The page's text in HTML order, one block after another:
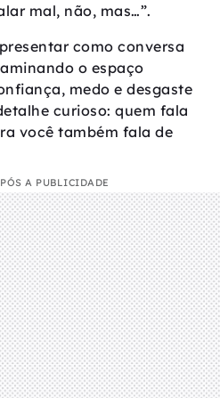
mal, não, mas…”.
como conversa
o espaço
medo e desgaste
curioso: quem fala
você também fala de
A PUBLICIDADE